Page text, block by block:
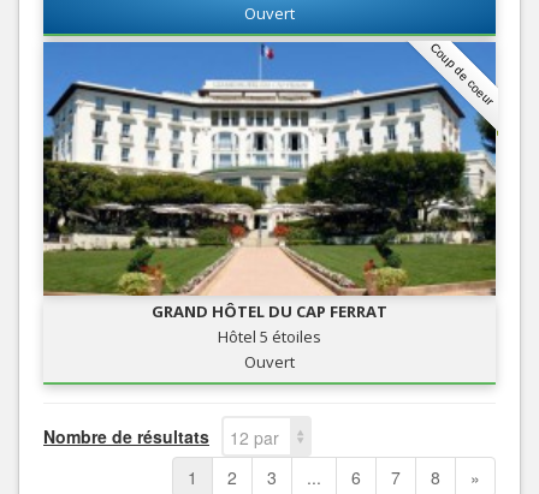
Ouvert
Coup de coeur
GRAND HÔTEL DU CAP FERRAT
Hôtel 5 étoiles
Ouvert
Nombre de résultats
12 par
page
1 2 3 ... 6 7 8 »